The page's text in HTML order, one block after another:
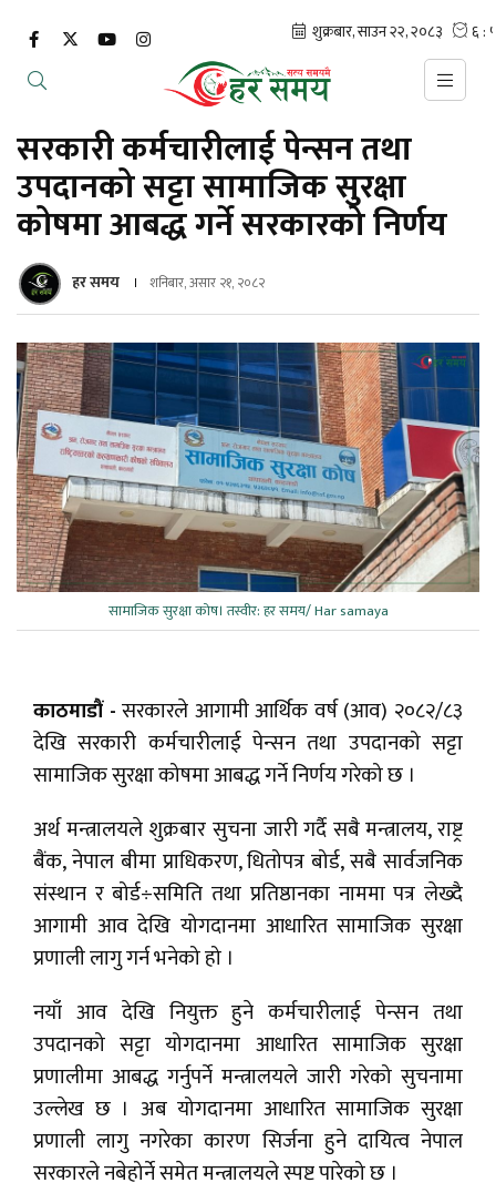
सरकारी कर्मचारीलाई पेन्सन तथा
उपदानको सट्टा सामाजिक सुरक्षा
कोषमा आबद्ध गर्ने सरकारको निर्णय
हर समय शनिबार, असार २१, २०८२
सामाजिक सुरक्षा कोष। तस्वीर: हर समय/ Har samaya
काठमाडौं -सरकारले आगामी आर्थिक वर्ष (आव) २०८२/८३
देखि सरकारी कर्मचारीलाई पेन्सन तथा उपदानको सट्टा
सामाजिक सुरक्षा कोषमा आबद्ध गर्ने निर्णय गरेको छ ।
अर्थ मन्त्रालयले शुक्रबार सुचना जारी गर्दै सबै मन्त्रालय, राष्ट्र
बैंक, नेपाल बीमा प्राधिकरण, धितोपत्र बोर्ड, सबै सार्वजनिक
संस्थान र बोर्ड÷समिति तथा प्रतिष्ठानका नाममा पत्र लेख्दै
आगामी आव देखि योगदानमा आधारित सामाजिक सुरक्षा
प्रणाली लागु गर्न भनेको हो ।
नयाँ आव देखि नियुक्त हुने कर्मचारीलाई पेन्सन तथा
उपदानको सट्टा योगदानमा आधारित सामाजिक सुरक्षा
प्रणालीमा आबद्ध गर्नुपर्ने मन्त्रालयले जारी गरेको सुचनामा
उल्लेख छ । अब योगदानमा आधारित सामाजिक सुरक्षा
प्रणाली लागु नगरेका कारण सिर्जना हुने दायित्व नेपाल
सरकारले नबेहोर्ने समेत मन्त्रालयले स्पष्ट पारेको छ ।